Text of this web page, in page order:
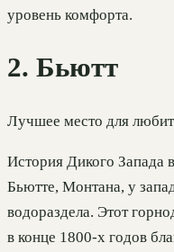
уровень комфорта.
2. Бьютт
Лучшее место для
История Дикого Запада
Бьютте, Монтана, у
водораздела. Этот
в конце 1800-х годов